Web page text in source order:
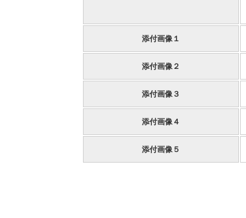
添付画像１
添付画像２
添付画像３
添付画像４
添付画像５